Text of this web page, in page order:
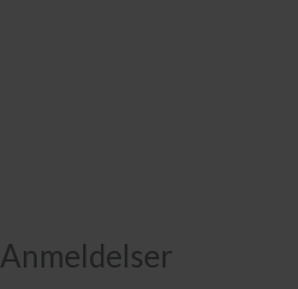
Anmeldelser